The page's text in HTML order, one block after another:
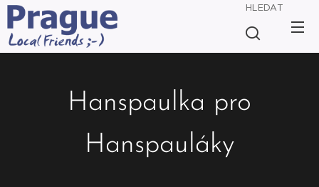
HLEDAT
Hanspaulka pro
Hanspauláky